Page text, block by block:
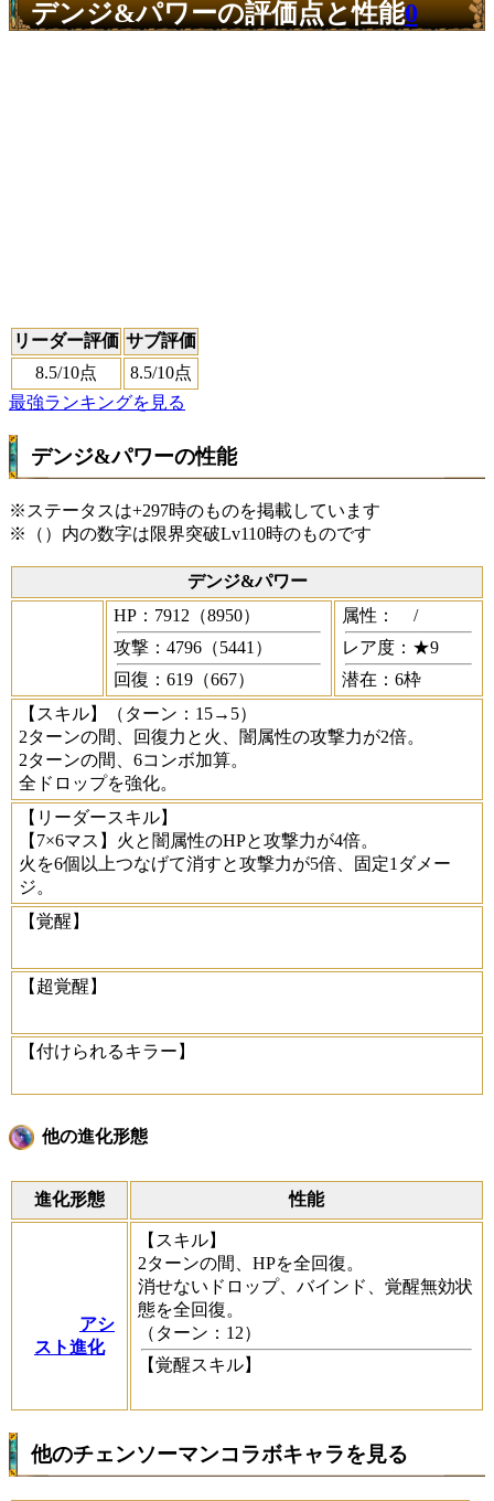
デンジ&パワーの評価点と性能0
リーダー評価 サブ評価
8.5/10点 8.5/10点
最強ランキングを見る
デンジ&パワーの性能
※ステータスは+297時のものを掲載しています
※（）内の数字は限界突破Lv110時のものです
デンジ&パワー
HP：7912（8950）
攻撃：4796（5441）
回復：619（667）
属性：
/
レア度：★9
潜在：6枠
【スキル】
（ターン：15→5）
2ターンの間、回復力と火、闇属性の攻撃力が2倍。
2ターンの間、6コンボ加算。
全ドロップを強化。
【リーダースキル】
【7×6マス】火と闇属性のHPと攻撃力が4倍。
火を6個以上つなげて消すと攻撃力が5倍、固定1ダメー
ジ。
【覚醒】
【超覚醒】
【付けられるキラー】
他の進化形態
進化形態 性能
アシ
スト進化
【スキル】
2ターンの間、HPを全回復。
消せないドロップ、バインド、覚醒無効状
態を全回復。
（ターン：12）
【覚醒スキル】
他のチェンソーマンコラボキャラを見る